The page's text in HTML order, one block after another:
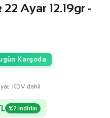
Ayar 12.19gr -
Kargoda
· KDV dahil
%7 indirim